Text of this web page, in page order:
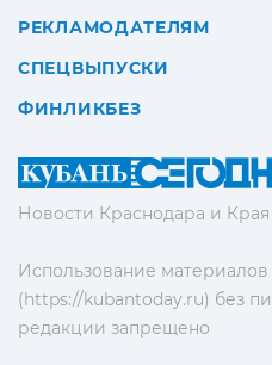
Новости Краснодара и Края
Использование материалов
(https://kubantoday.ru) без
редакции запрещено
РЕКЛАМОДАТЕЛЯМ
СПЕЦВЫПУСКИ
ФИНЛИКБЕЗ